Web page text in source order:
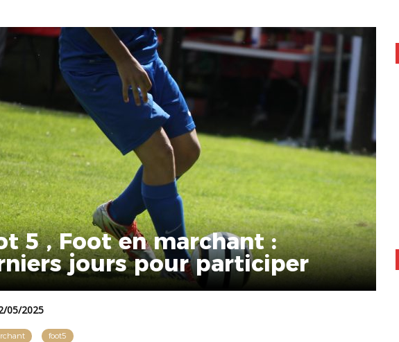
5 , Foot en marchant :
jours pour participer
05/2025
foot5